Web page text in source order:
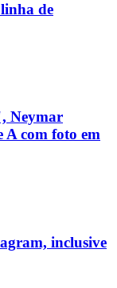
de
Neymar
A com foto em
inclusive